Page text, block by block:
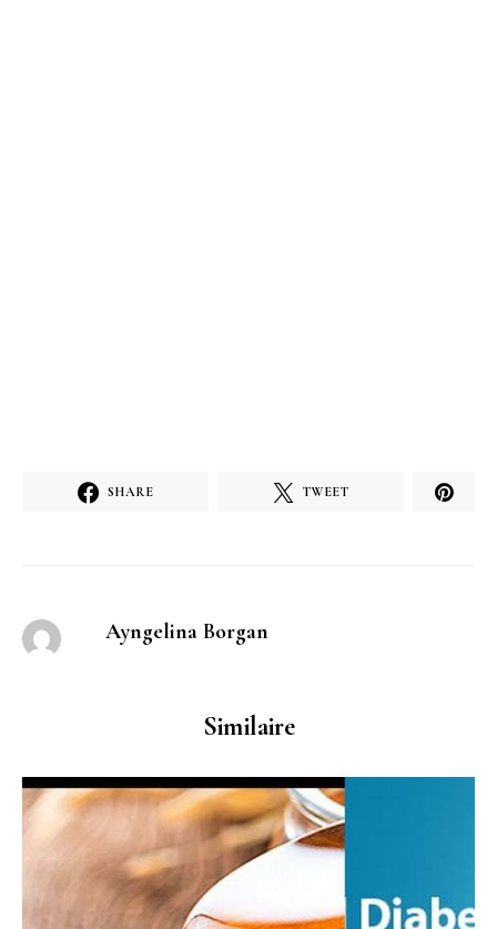
SHARE TWEET
Ayngelina Borgan
Similaire